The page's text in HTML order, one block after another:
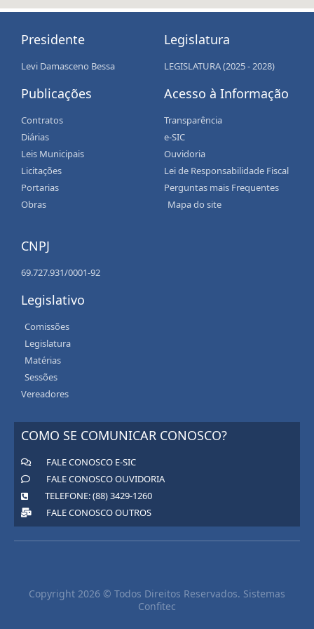
Presidente
Levi Damasceno Bessa
Publicações
Contratos
Diárias
Leis Municipais
Licitações
Portarias
Obras
Legislatura
LEGISLATURA (2025 - 2028)
Acesso à Informação
Transparência
e-SIC
Ouvidoria
Lei de Responsabilidade Fiscal
Perguntas mais Frequentes
Mapa do site
CNPJ
69.727.931/0001-92
Legislativo
Comissões
Legislatura
Matérias
Sessões
Vereadores
COMO SE COMUNICAR CONOSCO?
FALE CONOSCO E-SIC
FALE CONOSCO OUVIDORIA
TELEFONE: (88) 3429-1260
FALE CONOSCO OUTROS
Copyright 2026 © Todos Direitos Reservados. Sistemas
Confitec